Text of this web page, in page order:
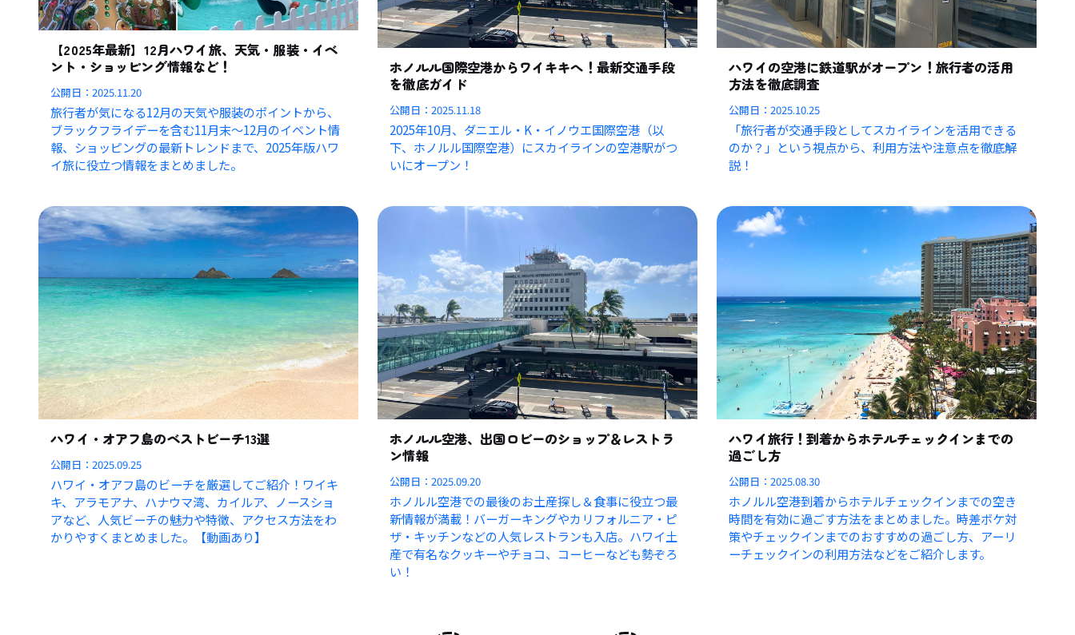
【2025年最新】12月ハワイ旅、天気・服装・イベ
ント・ショッピング情報など！
公開日：2025.11.20
旅行者が気になる12月の天気や服装のポイントから、
ブラックフライデーを含む11月末〜12月のイベント情
報、ショッピングの最新トレンドまで、2025年版ハワ
イ旅に役立つ情報をまとめました。
ホノルル国際空港からワイキキへ！最新交通手段
を徹底ガイド
公開日：2025.11.18
2025年10月、ダニエル・K・イノウエ国際空港（以
下、ホノルル国際空港）にスカイラインの空港駅がつ
いにオープン！
ハワイの空港に鉄道駅がオープン！旅行者の活用
方法を徹底調査
公開日：2025.10.25
「旅行者が交通手段としてスカイラインを活用できる
のか？」という視点から、利用方法や注意点を徹底解
説！
ハワイ・オアフ島のベストビーチ13選
公開日：2025.09.25
ハワイ・オアフ島のビーチを厳選してご紹介！ワイキ
キ、アラモアナ、ハナウマ湾、カイルア、ノースショ
アなど、人気ビーチの魅力や特徴、アクセス方法をわ
かりやすくまとめました。【動画あり】
ホノルル空港、出国ロビーのショップ＆レストラ
ン情報
公開日：2025.09.20
ホノルル空港での最後のお土産探し＆食事に役立つ最
新情報が満載！バーガーキングやカリフォルニア・ピ
ザ・キッチンなどの人気レストランも入店。ハワイ土
産で有名なクッキーやチョコ、コーヒーなども勢ぞろ
い！
ハワイ旅行！到着からホテルチェックインまでの
過ごし方
公開日：2025.08.30
ホノルル空港到着からホテルチェックインまでの空き
時間を有効に過ごす方法をまとめました。時差ボケ対
策やチェックインまでのおすすめの過ごし方、アーリ
ーチェックインの利用方法などをご紹介します。